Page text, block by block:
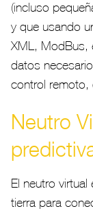
(incluso
y que usando
XML, ModBus,
datos
control remoto,
Neutro
El neutro
tierra para